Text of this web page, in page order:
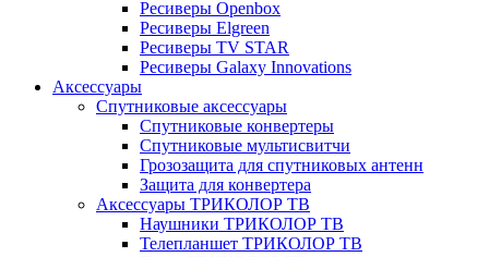
Ресиверы Openbox
Ресиверы Elgreen
Ресиверы TV STAR
Ресиверы Galaxy Innovations
Аксессуары
Спутниковые аксессуары
Спутниковые конвертеры
Спутниковые мультисвитчи
Грозозащита для спутниковых антенн
Защита для конвертера
Аксессуары ТРИКОЛОР ТВ
Наушники ТРИКОЛОР ТВ
Телепланшет ТРИКОЛОР ТВ